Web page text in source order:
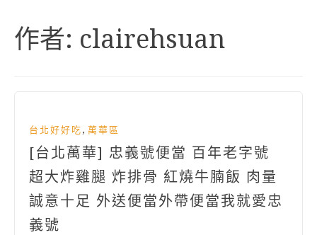
作者: clairehsuan
台北好好吃 , 萬華區
[台北萬華] 忠義號便當 百年老字號
超大炸雞腿 炸排骨 紅燒牛腩飯 肉量
誠意十足 外送便當外帶便當我就愛忠
義號